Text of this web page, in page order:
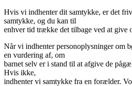
Hvis vi indhenter dit samtykke, er det
samtykke, og du kan til
enhver tid trække det tilbage ved at give
Når vi indhenter personoplysninger om
en vurdering af, om
barnet selv er i stand til at afgive de
Hvis ikke,
indhenter vi samtykke fra en forælder.